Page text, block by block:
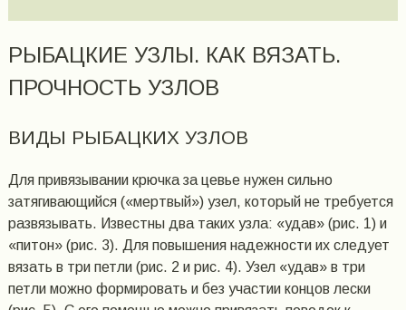
РЫБАЦКИЕ УЗЛЫ. КАК ВЯЗАТЬ.
ПРОЧНОСТЬ УЗЛОВ
ВИДЫ РЫБАЦКИХ УЗЛОВ
Для привязывании крючка за цевье нужен сильно
затягивающийся («мертвый») узел, который не требуется
развязывать. Известны два таких узла: «удав» (рис. 1) и
«питон» (рис. 3). Для повышения надежности их следует
вязать в три петли (рис. 2 и рис. 4). Узел «удав» в три
петли можно формировать и без участии концов лески